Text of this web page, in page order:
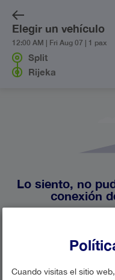
Elegir un vehículo
12:00 AM | Fri Aug 07 | 1 pax
Split
Rijeka
Lo siento, no
conexión
Actualmente no
Actualice su búsqueda
Cuando visitas el sitio